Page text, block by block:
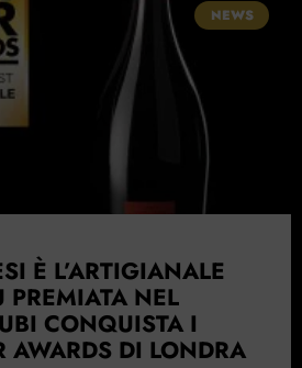
NEWS
È L’ARTIGIANALE
NEL
CONQUISTA I
AWARDS DI LONDRA